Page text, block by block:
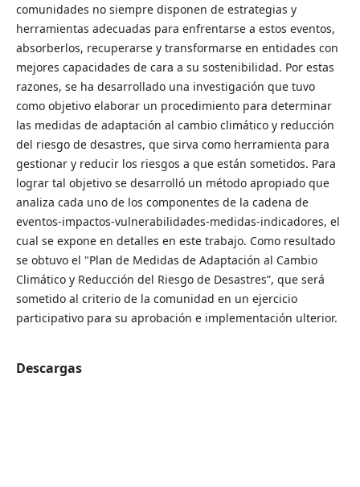
comunidades no siempre disponen de estrategias y
herramientas adecuadas para enfrentarse a estos eventos,
absorberlos, recuperarse y transformarse en entidades con
mejores capacidades de cara a su sostenibilidad. Por estas
razones, se ha desarrollado una investigación que tuvo
como objetivo elaborar un procedimiento para determinar
las medidas de adaptación al cambio climático y reducción
del riesgo de desastres, que sirva como herramienta para
gestionar y reducir los riesgos a que están sometidos. Para
lograr tal objetivo se desarrolló un método apropiado que
analiza cada uno de los componentes de la cadena de
eventos-impactos-vulnerabilidades-medidas-indicadores, el
cual se expone en detalles en este trabajo. Como resultado
se obtuvo el "Plan de Medidas de Adaptación al Cambio
Climático y Reducción del Riesgo de Desastres”, que será
sometido al criterio de la comunidad en un ejercicio
participativo para su aprobación e implementación ulterior.
Descargas